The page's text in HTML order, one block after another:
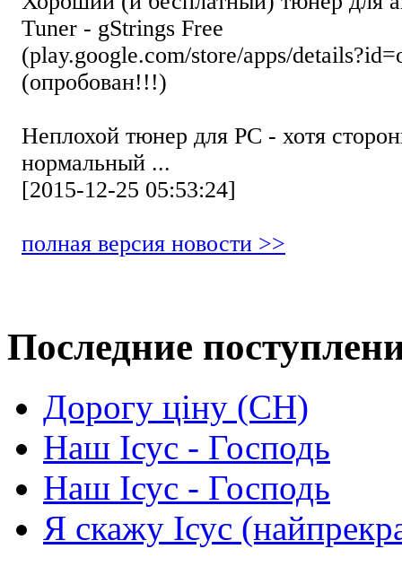
Tuner - gStrings Free
(play.google.com/store/apps/
(опробован!!!)
Неплохой тюнер для РС - хотя
нормальный ...
[2015-12-25 05:53:24]
полная версия новости >>
Последние
Дорогу ціну (СН)
Наш Ісус - Господь
Наш Ісус - Господь
Я скажу Ісус